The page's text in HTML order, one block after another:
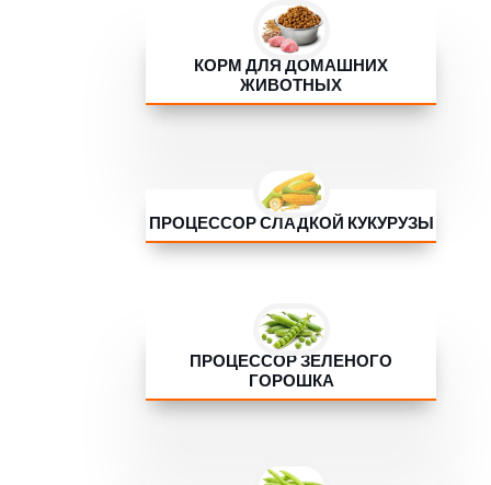
КОРМ ДЛЯ ДОМАШНИХ
ЖИВОТНЫХ
ПРОЦЕССОР СЛАДКОЙ КУКУРУЗЫ
ПРОЦЕССОР ЗЕЛЕНОГО
ГОРОШКА